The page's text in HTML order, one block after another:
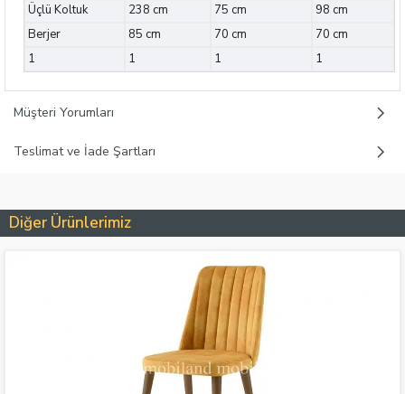
Üçlü Koltuk
238 cm 75 cm
98 cm
Berjer
85 cm 70 cm
70 cm
1
1 1 1
Müşteri Yorumları
Teslimat ve İade Şartları
Diğer Ürünlerimiz